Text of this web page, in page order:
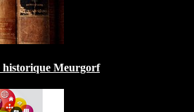
historique Meurgorf